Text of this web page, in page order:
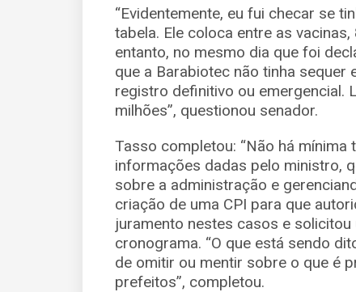
“Evidentemente, eu fui checar se
tabela. Ele coloca entre as
entanto, no mesmo dia que foi
que a Barabiotec não tinha
registro definitivo ou emergencial.
milhões”, questionou senador.
Tasso completou: “Não há
informações dadas pelo ministro,
sobre a administração e
criação de uma CPI para que
juramento nestes casos e
cronograma. “O que está sendo
de omitir ou mentir sobre o que é
prefeitos”, completou.